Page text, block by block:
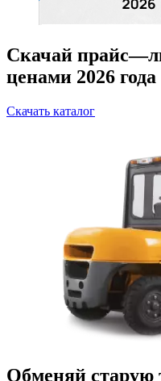
Скачай
ценами 2026 года
Скачать каталог
Обменяй старую